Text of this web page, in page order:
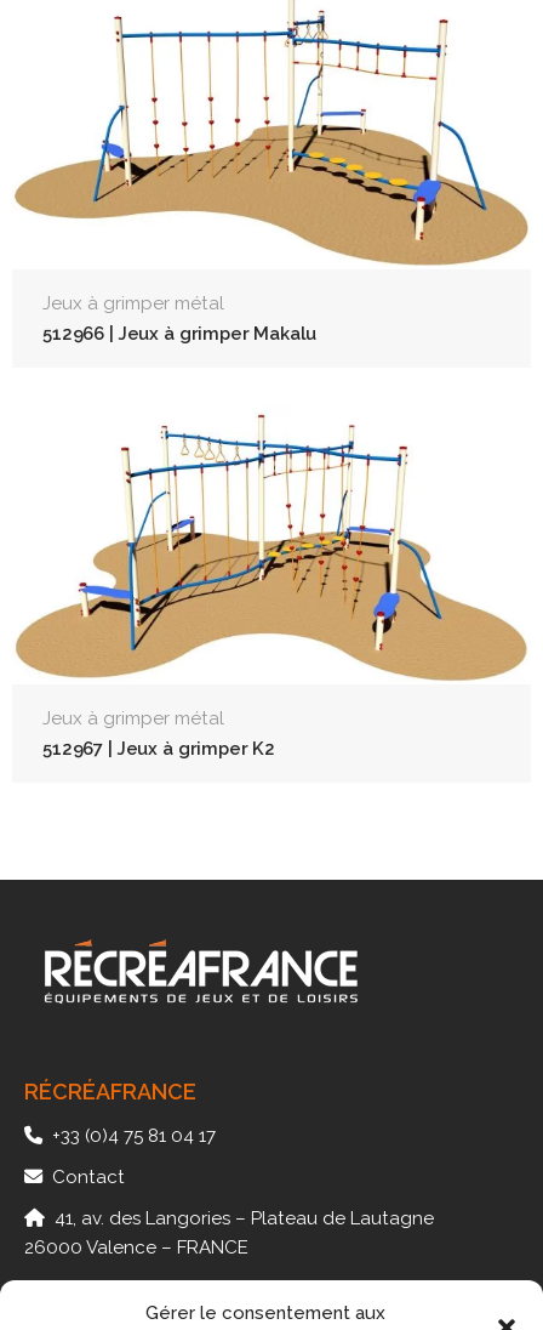
Gérer le consentement aux
Jeux à grimper métal
512966 | Jeux à grimper Makalu
Jeux à grimper métal
512967 | Jeux à grimper K2
RÉCRÉAFRANCE
+33 (0)4 75 81 04 17
Contact
41, av. des Langories – Plateau de Lautagne
26000 Valence – FRANCE